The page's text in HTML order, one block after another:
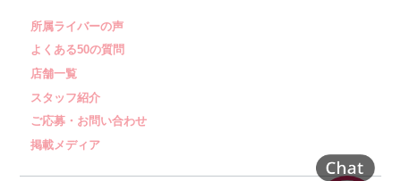
所属ライバーの声
よくある50の質問
店舗一覧
スタッフ紹介
ご応募・お問い合わせ
掲載メディア